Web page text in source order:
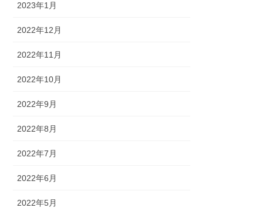
2023年1月
2022年12月
2022年11月
2022年10月
2022年9月
2022年8月
2022年7月
2022年6月
2022年5月